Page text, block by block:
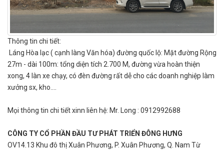
Thông tin chi tiết:
Láng Hòa lạc ( cạnh làng Văn hóa) đường quốc lộ: Mặt đường Rộng
27m - dài 100m: tổng diện tích 2.700 M, đường vừa hoàn thiện
xong, 4 làn xe chạy, có đèn đường rất dễ cho các doanh nghiệp làm
xưởng sx, kho....
Mọi thông tin chi tiết xinn liên hệ: Mr. Long : 0912992688
CÔNG TY CỔ PHẦN ĐẦU TƯ PHÁT TRIỂN ĐÔNG HƯNG
OV14.13 Khu đô thị Xuân Phương, P. Xuân Phương, Q. Nam Từ